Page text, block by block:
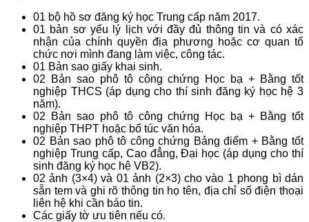
01 bộ hồ sơ đăng ký học Trung cấp năm 2017.
01 bản sơ yếu lý lịch với đầy đủ thông tin và có xác
nhận của chính quyền địa phương hoặc cơ quan tổ
chức nơi mình đang làm việc, công tác.
01 Bản sao giấy khai sinh.
02 Bản sao phô tô công chứng Học bạ + Bằng tốt
nghiệp THCS (áp dụng cho thí sinh đăng ký học hệ 3
năm).
02 Bản sao phô tô công chứng Học bạ + Bằng tốt
nghiệp THPT hoặc bổ túc văn hóa.
02 Bản sao phô tô công chứng Bảng điểm + Bằng tốt
nghiệp Trung cấp, Cao đẳng, Đại học (áp dụng cho thí
sinh đăng ký học hệ VB2).
02 ảnh (3×4) và 01 ảnh (2×3) cho vào 1 phong bì dán
sẵn tem và ghi rõ thông tin họ tên, địa chỉ số điện thoại
liên hệ khi cần báo tin.
Các giấy tờ ưu tiên nếu có.